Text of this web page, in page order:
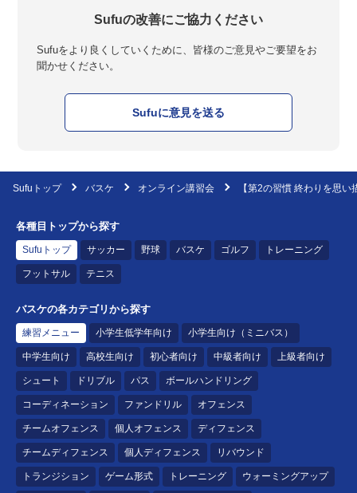
Sufuの改善にご協力ください
Sufuをより良くしていくために、皆様のご意見やご要望をお
聞かせください。
Sufuに意見を送る
Sufuトップ バスケ オンライン講習会 【第2の習慣 終わりを思
各種目トップから探す
Sufuトップ サッカー 野球 バスケ ゴルフ トレーニング
フットサル テニス
バスケの各カテゴリから探す
練習メニュー 小学生低学年向け 小学生向け（ミニバス）
中学生向け 高校生向け 初心者向け 中級者向け 上級者向け
シュート ドリブル パス ボールハンドリング
コーディネーション ファンドリル オフェンス
チームオフェンス 個人オフェンス ディフェンス
チームディフェンス 個人ディフェンス リバウンド
トランジション ゲーム形式 トレーニング ウォーミングアップ